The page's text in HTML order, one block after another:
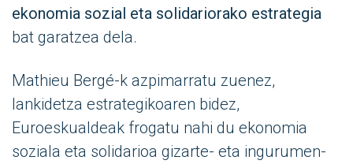
ekonomia sozial eta solidariorako estrategia
bat garatzea dela.
Mathieu Bergé-k azpimarratu zuenez,
lankidetza estrategikoaren bidez,
Euroeskualdeak frogatu nahi du ekonomia
soziala eta solidarioa gizarte- eta ingurumen-